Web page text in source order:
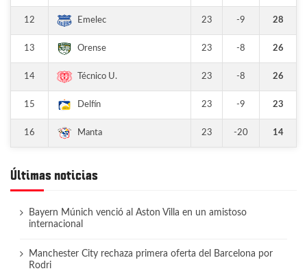
12 Emelec 23 -9 28
13 Orense 23 -8 26
14 Técnico U. 23 -8 26
15 Delfín 23 -9 23
16 Manta 23 -20 14
Últimas noticias
Bayern Múnich venció al Aston Villa en un amistoso
internacional
Manchester City rechaza primera oferta del Barcelona por
Rodri